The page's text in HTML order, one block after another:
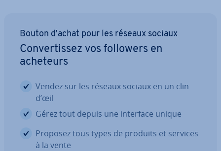
Bouton d'achat pour les réseaux sociaux
Con­ver­tis­sez vos followers en
acheteurs
Vendez sur les réseaux sociaux en un clin
d’œil
Gérez tout depuis une interface unique
Proposez tous types de produits et services
à la vente